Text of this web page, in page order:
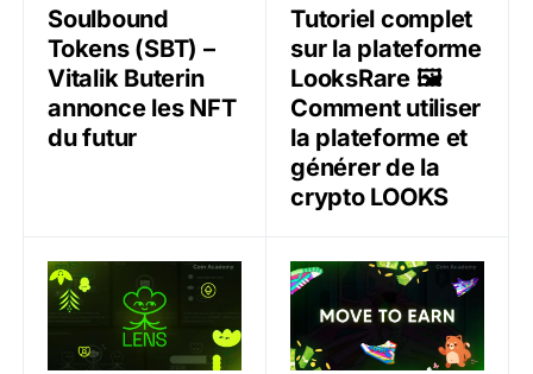
Soulbound
Tokens (SBT) –
Vitalik Buterin
annonce les NFT
du futur
Tutoriel complet
sur la plateforme
LooksRare 🖼️
Comment utiliser
la plateforme et
générer de la
crypto LOOKS
Lens Protocol : le réseau social Web3 propulsé par
Qu’est-ce que le Move to